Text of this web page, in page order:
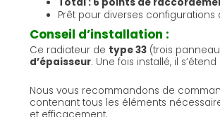
Prêt pour diverses configurations
Conseil d’installation :
Ce radiateur de type 33 (trois
d’épaisseur. Une fois installé, il s’étend
Nous vous recommandons de
contenant tous les éléments